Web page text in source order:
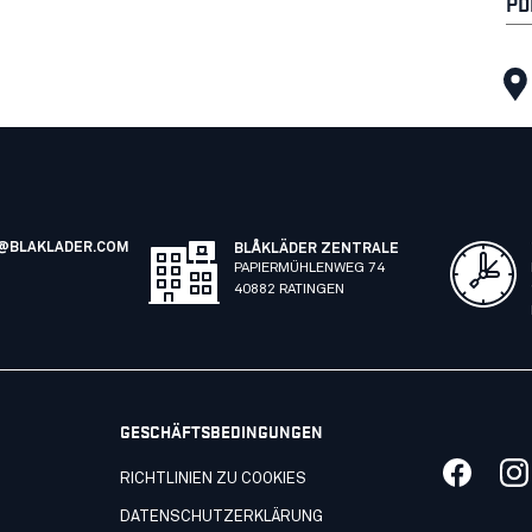
BLÅKLÄDER ZENTRALE
PAPIERMÜHLENWEG 74
40882 RATINGEN
GESCHÄFTSBEDINGUNGEN
RICHTLINIEN ZU COOKIES
DATENSCHUTZERKLÄRUNG